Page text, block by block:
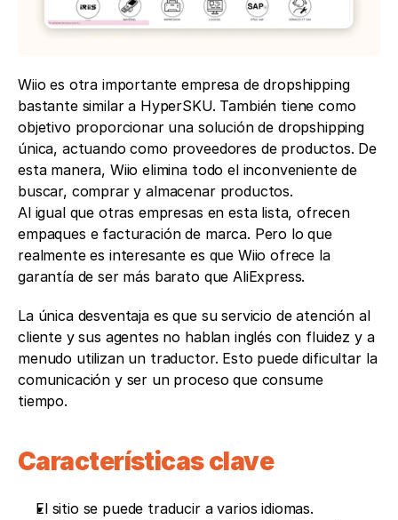
Wiio es otra importante empresa de dropshipping
bastante similar a HyperSKU. También tiene como
objetivo proporcionar una solución de dropshipping
única, actuando como proveedores de productos. De
esta manera, Wiio elimina todo el inconveniente de
buscar, comprar y almacenar productos.
Al igual que otras empresas en esta lista, ofrecen
empaques e facturación de marca. Pero lo que
realmente es interesante es que Wiio ofrece la
garantía de ser más barato que AliExpress.
La única desventaja es que su servicio de atención al
cliente y sus agentes no hablan inglés con fluidez y a
menudo utilizan un traductor. Esto puede dificultar la
comunicación y ser un proceso que consume
tiempo.
Características clave
El sitio se puede traducir a varios idiomas.